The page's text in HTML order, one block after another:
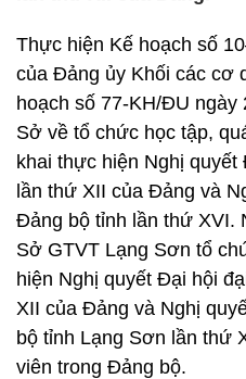
Thực hiện Kế hoạch số
của Đảng ủy Khối các cơ
hoạch số 77-KH/ĐU
Sở về tổ chức học tập,
khai thực hiện Nghị
lần thứ XII của Đảng và
Đảng bộ tỉnh lần thứ XVI.
Sở GTVT Lạng Sơn tổ
hiện Nghị quyết Đại hội
XII của Đảng và Nghị
bộ tỉnh Lạng Sơn lần thứ
viên trong Đảng bộ.